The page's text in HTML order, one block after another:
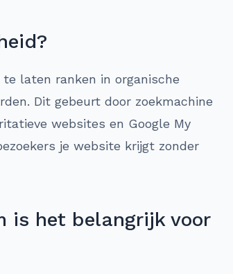
laten ranken in organische
Dit gebeurt door zoekmachine
websites en Google My
je website krijgt zonder
is het belangrijk voor